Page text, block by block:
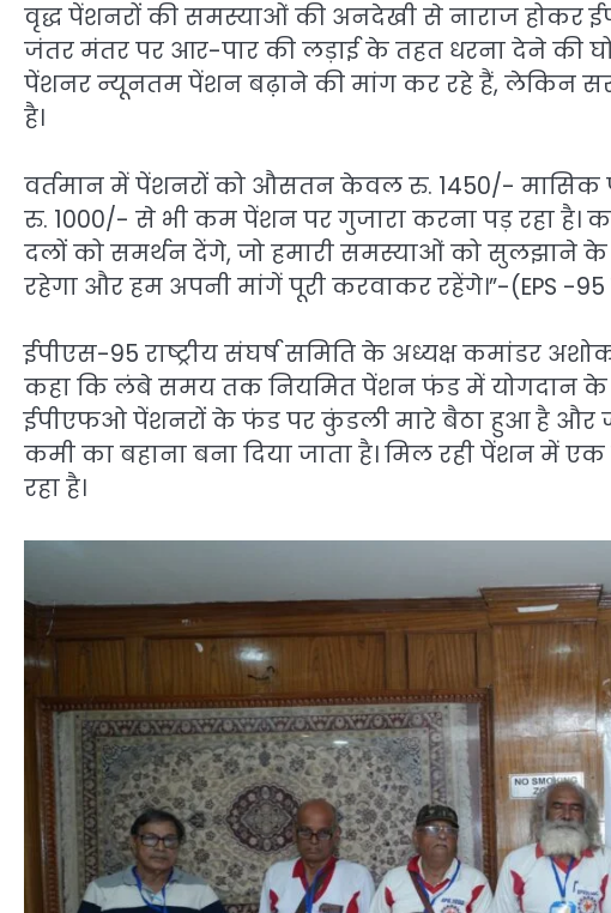
वृद्ध पेंशनरों की समस्याओं की अनदेखी से नाराज होकर
जंतर मंतर पर आर-पार की लड़ाई के तहत धरना देने की
पेंशनर न्यूनतम पेंशन बढ़ाने की मांग कर रहे हैं, लेकिन
है।
वर्तमान में पेंशनरों को औसतन केवल रु. 1450/- मासिक
रु. 1000/- से भी कम पेंशन पर गुजारा करना पड़ रहा है।
दलों को समर्थन देंगे, जो हमारी समस्याओं को सुलझाने के
रहेगा और हम अपनी मांगें पूरी करवाकर रहेंगे।”-(EPS -
ईपीएस-95 राष्ट्रीय संघर्ष समिति के अध्यक्ष कमांडर
कहा कि लंबे समय तक नियमित पेंशन फंड में योगदान के
ईपीएफओ पेंशनरों के फंड पर कुंडली मारे बैठा हुआ है और
कमी का बहाना बना दिया जाता है। मिल रही पेंशन में
रहा है।